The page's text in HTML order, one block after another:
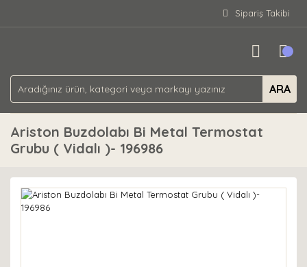
Sipariş Takibi
ARA
Ariston Buzdolabı Bi Metal Termostat
Grubu ( Vidalı )- 196986